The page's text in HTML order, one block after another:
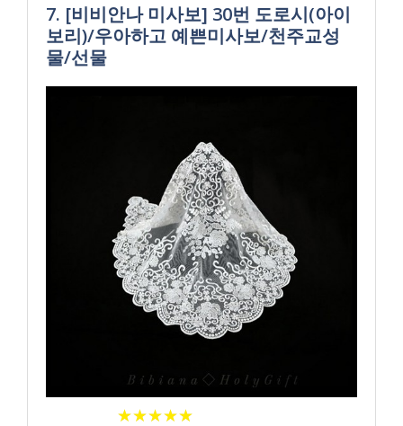
7. [비비안나 미사보] 30번 도로시(아이
보리)/우아하고 예쁜미사보/천주교성
물/선물
★★★★★
★★★★★